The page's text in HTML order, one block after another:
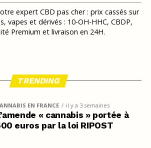
expert CBD pas cher : prix cassés sur
vapes et dérivés : 10-OH-HHC, CBDP,
Premium et livraison en 24H.
TRENDING
EN FRANCE il y a 3 semaines
« cannabis » portée à
euros par la loi RIPOST